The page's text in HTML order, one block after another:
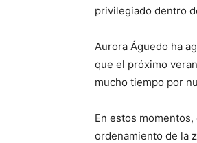
privilegiado dentro
Aurora Águedo ha
que el próximo
mucho tiempo por
En estos
ordenamiento de la